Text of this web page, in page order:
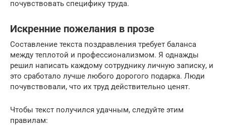
почувствовать специфику труда.
Искренние пожелания в прозе
Составление текста поздравления требует баланса
между теплотой и профессионализмом. Я однажды
решил написать каждому сотруднику личную записку, и
это сработало лучше любого дорогого подарка. Люди
почувствовали, что их труд действительно ценят.
Чтобы текст получился удачным, следуйте этим
правилам: